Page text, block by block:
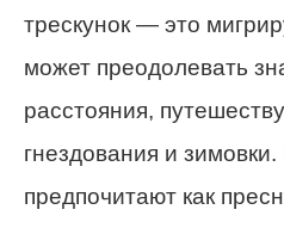
трескунок — это
может преодолевать
расстояния,
гнездования и зимовки.
предпочитают как